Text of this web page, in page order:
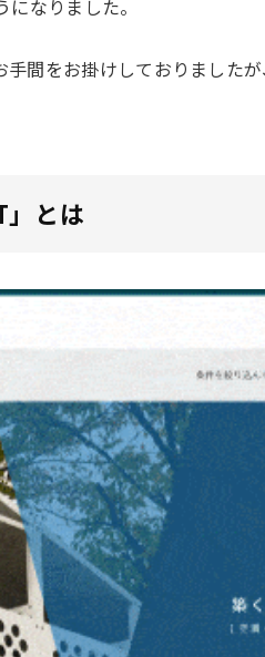
なりました。
間をお掛けしておりました
とは